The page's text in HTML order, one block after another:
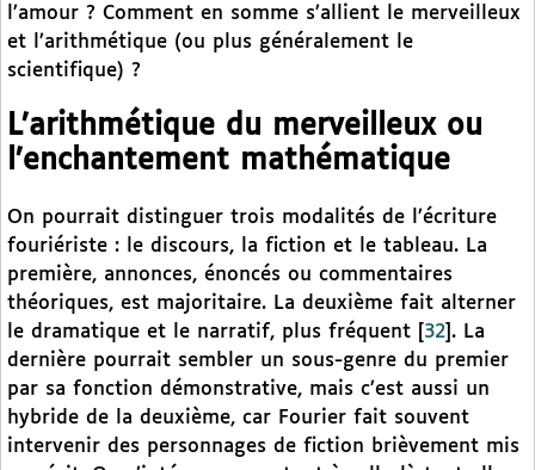
l’amour ? Comment en somme s’allient le merveilleux
et l’arithmétique (ou plus généralement le
scientifique) ?
L’arithmétique du merveilleux ou
l’enchantement mathématique
On pourrait distinguer trois modalités de l’écriture
fouriériste : le discours, la fiction et le tableau. La
première, annonces, énoncés ou commentaires
théoriques, est majoritaire. La deuxième fait alterner
le dramatique et le narratif, plus fréquent
32 . La
dernière pourrait sembler un sous-genre du premier
par sa fonction démonstrative, mais c’est aussi un
hybride de la deuxième, car Fourier fait souvent
intervenir des personnages de fiction brièvement mis